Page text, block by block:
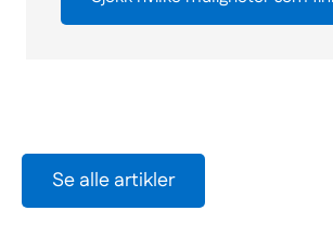
Se alle artikler